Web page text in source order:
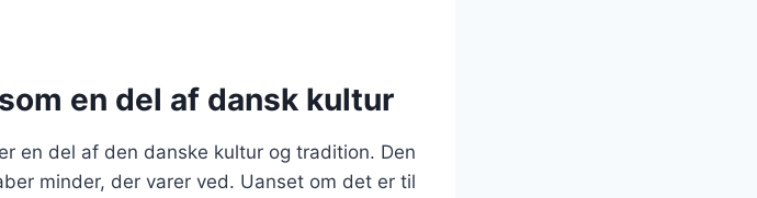
en del af dansk kultur
en del af den danske kultur og tradition. Den
minder, der varer ved. Uanset om det er til